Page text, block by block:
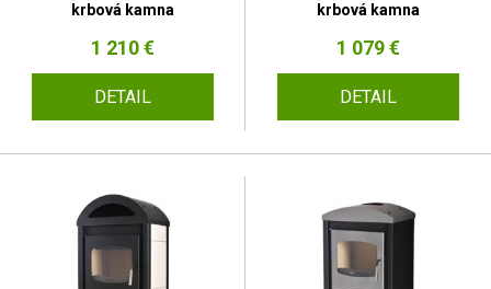
krbová kamna
1 210 €
DETAIL
krbová kamna
1 079 €
DETAIL